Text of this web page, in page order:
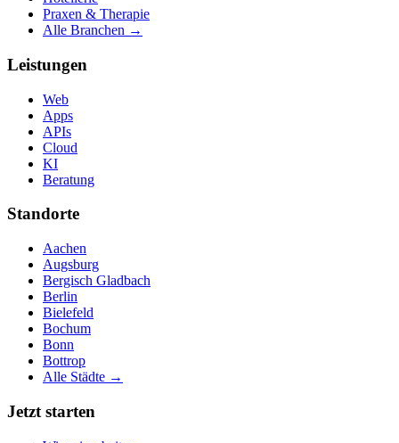
Praxen & Therapie
Alle Branchen →
Leistungen
Web
Apps
APIs
Cloud
KI
Beratung
Standorte
Aachen
Augsburg
Bergisch Gladbach
Berlin
Bielefeld
Bochum
Bonn
Bottrop
Alle Städte →
Jetzt starten